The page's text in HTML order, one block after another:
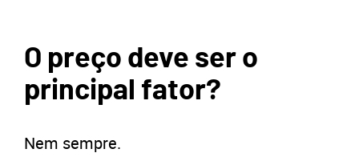
O preço deve ser o
principal fator?
Nem sempre.